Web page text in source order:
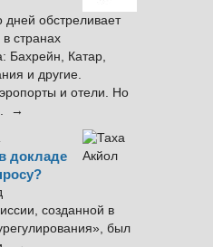
дней обстреливает
странах
Бахрейн, Катар,
и другие.
и отели. Но
→
докладе
созданной в
был